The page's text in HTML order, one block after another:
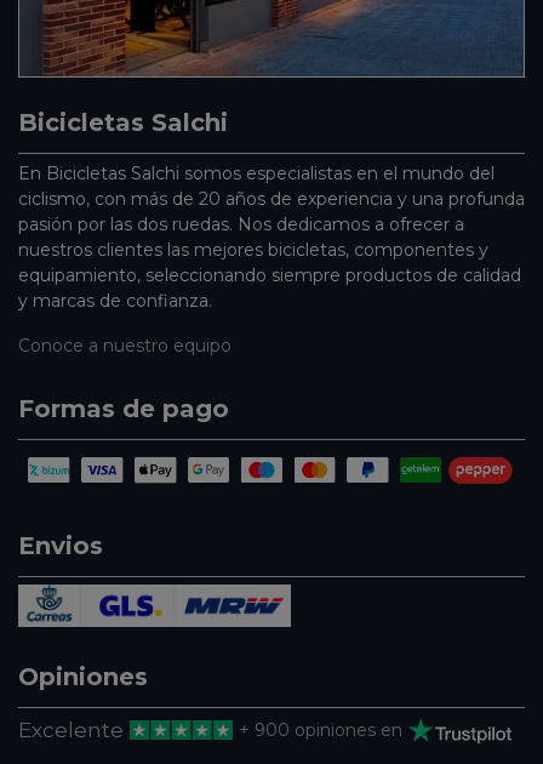
Bicicletas Salchi
En Bicicletas Salchi somos especialistas en el mundo del
ciclismo, con más de 20 años de experiencia y una profunda
pasión por las dos ruedas. Nos dedicamos a ofrecer a
nuestros clientes las mejores bicicletas, componentes y
equipamiento, seleccionando siempre productos de calidad
y marcas de confianza.
Conoce a nuestro equipo
Formas de pago
Envios
Opiniones
Excelente + 900 opiniones en